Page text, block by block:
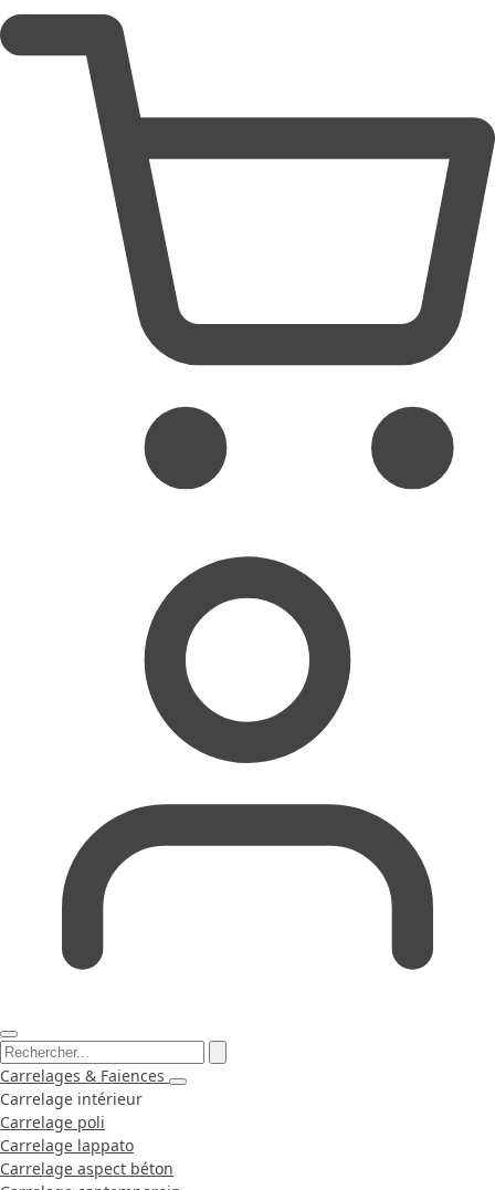
Carrelages & Faiences
Carrelage intérieur
Carrelage poli
Carrelage lappato
Carrelage aspect béton